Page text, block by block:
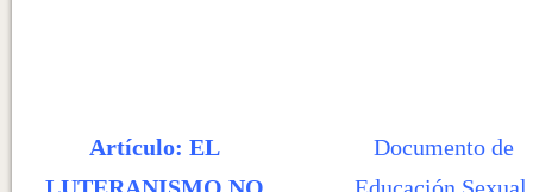
Artículo: EL
Documento de